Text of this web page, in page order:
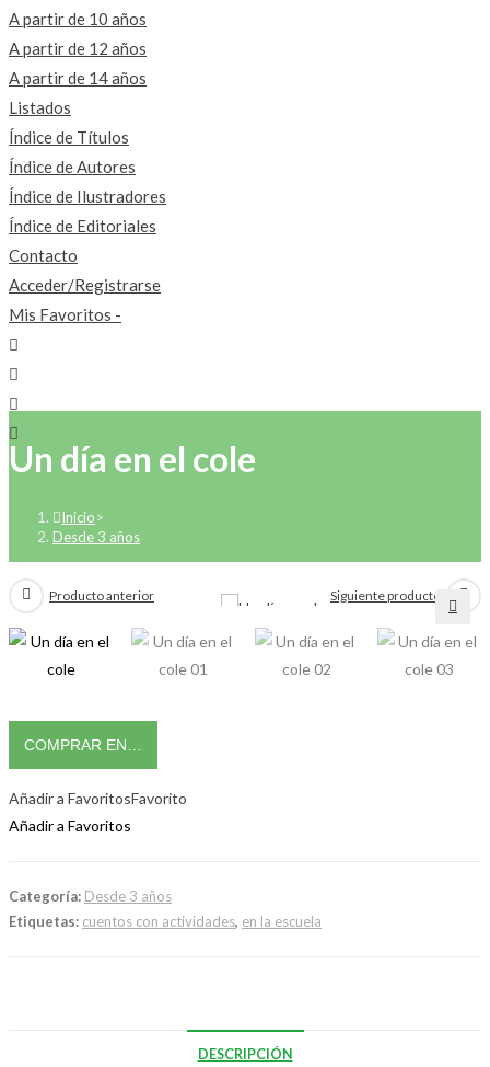
A partir de 10 años
A partir de 12 años
A partir de 14 años
Listados
Índice de Títulos
Índice de Autores
Índice de Ilustradores
Índice de Editoriales
Contacto
Acceder/Registrarse
Mis Favoritos -
Un día en el cole
Inicio>
Desde 3 años
Producto anterior Siguiente producto
🔍
COMPRAR EN…
Añadir a FavoritosFavorito
Añadir a Favoritos
Categoría: Desde 3 años
Etiquetas: cuentos con actividades, en la escuela
DESCRIPCIÓN